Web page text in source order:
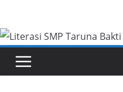
content